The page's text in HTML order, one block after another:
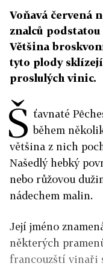
Voňavá červená
znalců
Většina
tyto plody
proslulých vinic.
Š ťavnaté
během
většina z nich
Našedlý hebký
nebo růžovou
nádechem malin.
Její jméno
některých
francouzští vinaři